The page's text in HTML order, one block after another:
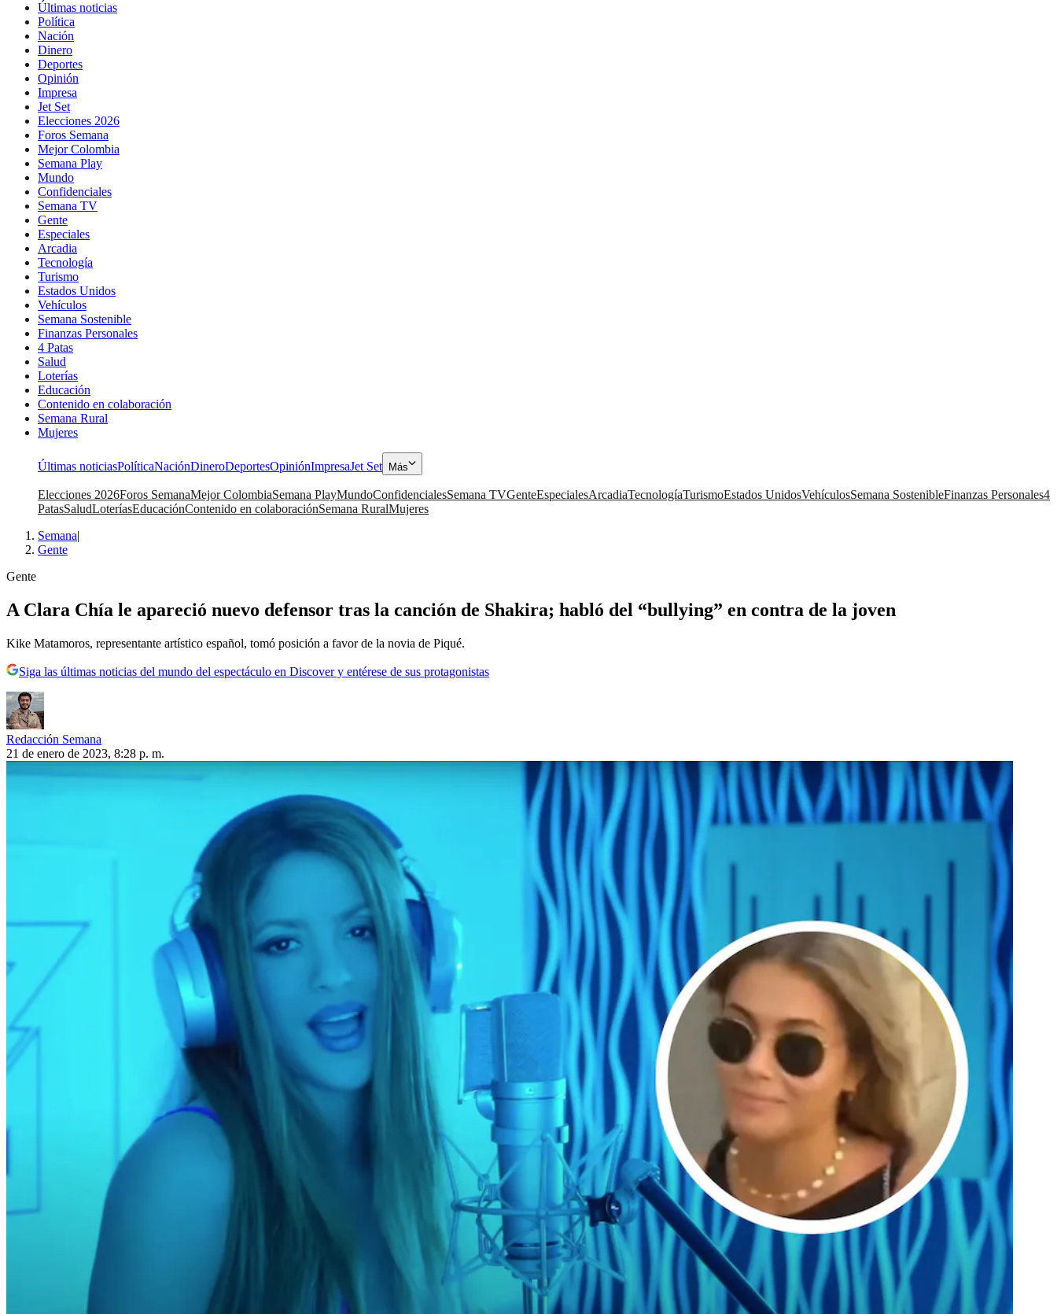
Últimas noticias
Política
Nación
Dinero
Deportes
Opinión
Impresa
Jet Set
Elecciones 2026
Foros Semana
Mejor Colombia
Semana Play
Mundo
Confidenciales
Semana TV
Gente
Especiales
Arcadia
Tecnología
Turismo
Estados Unidos
Vehículos
Semana Sostenible
Finanzas Personales
4 Patas
Salud
Loterías
Educación
Contenido en colaboración
Semana Rural
Mujeres
Últimas noticiasPolíticaNaciónDineroDeportesOpiniónImpresaJet Set Más
Elecciones 2026Foros SemanaMejor ColombiaSemana PlayMundoConfidencialesSemana TVGenteEspecialesArcadiaTecnologíaTurismoEstados UnidosVehículosSemana SostenibleFinanzas Personales4
PatasSaludLoteríasEducaciónContenido en colaboraciónSemana RuralMujeres
Semana|
Gente
Gente
A Clara Chía le apareció nuevo defensor tras la canción de Shakira; habló del “bullying” en contra de la joven
Kike Matamoros, representante artístico español, tomó posición a favor de la novia de Piqué.
Siga las últimas noticias del mundo del espectáculo en Discover y entérese de sus protagonistas
Redacción Semana
21 de enero de 2023, 8:28 p. m.